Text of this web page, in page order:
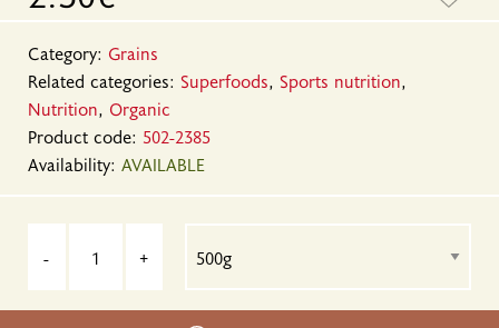
Category: Grains
Related categories: Superfoods, Sports nutrition,
Nutrition, Organic
Product code: 502-2385
Availability: AVAILABLE
- +